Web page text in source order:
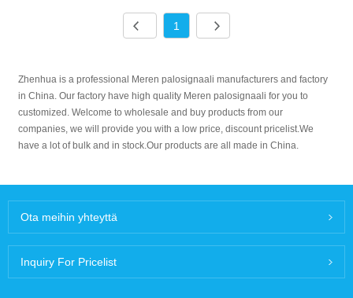
1
Zhenhua is a professional Meren palosignaali manufacturers and factory
in China. Our factory have high quality Meren palosignaali for you to
customized. Welcome to wholesale and buy products from our
companies, we will provide you with a low price, discount pricelist.We
have a lot of bulk and in stock.Our products are all made in China.
Ota meihin yhteyttä
Inquiry For Pricelist